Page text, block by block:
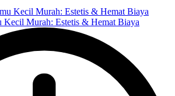
Kecil Murah: Estetis & Hemat Biaya